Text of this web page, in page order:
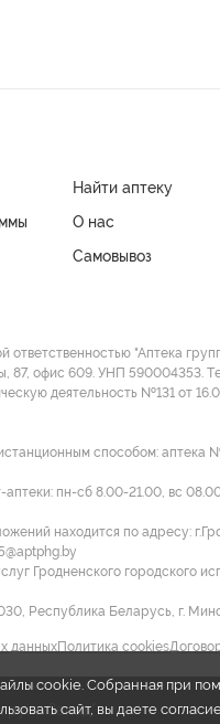
Найти аптеку
О нас
Самовывоз
ответственностью "Аптека
87, офис 609. УНП 590004353.
деятельность №131 от
способом: аптека
пн-сб 8.00-21.00, вс
находится по адресу:
Гродненского городского
Республика Беларусь, г.
данныхПолитика cookies
Запад"
cookie. Собранная при
сайт, вы даете